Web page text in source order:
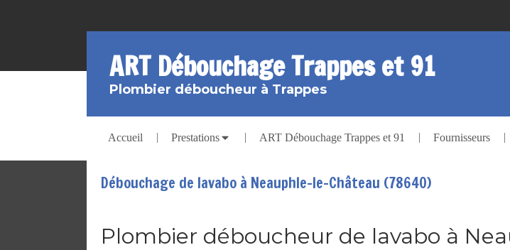
ART Débouchage Trappes et 91
Plombier déboucheur à Trappes
Accueil Prestations ART Débouchage Trappes et 91 Fournisseurs
Débouchage de lavabo à Neauphle-le-Château (78640)
Plombier déboucheur de lavabo à